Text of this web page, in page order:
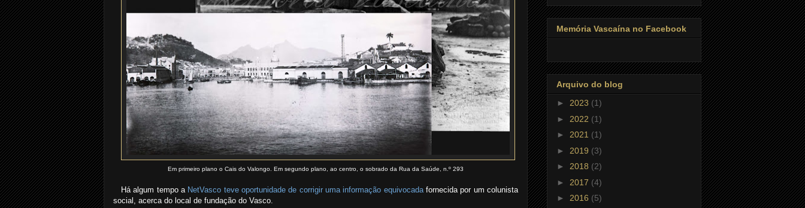
Em primeiro plano o Cais do Valongo. Em segundo plano, ao centro, o sobrado da Rua da Saúde, n.º 293
Há algum tempo a NetVasco teve oportunidade de corrigir uma informação equivocadafornecida por um colunista
social, acerca do local de fundação do Vasco.
Memória Vascaína no Facebook
Arquivo do blog
► 2023 (1)
► 2022 (1)
► 2021 (1)
► 2019 (3)
► 2018 (2)
► 2017 (4)
► 2016 (5)